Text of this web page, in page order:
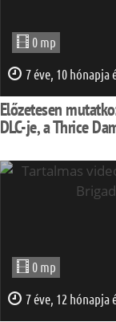
0 mp
7 éve, 10 hónapja
Előzetesen
DLC-je, a Thrice
0 mp
7 éve, 12 hónapja